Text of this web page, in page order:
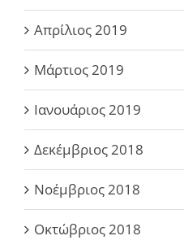
Απρίλιος 2019
Μάρτιος 2019
Ιανουάριος 2019
Δεκέμβριος 2018
Νοέμβριος 2018
Οκτώβριος 2018